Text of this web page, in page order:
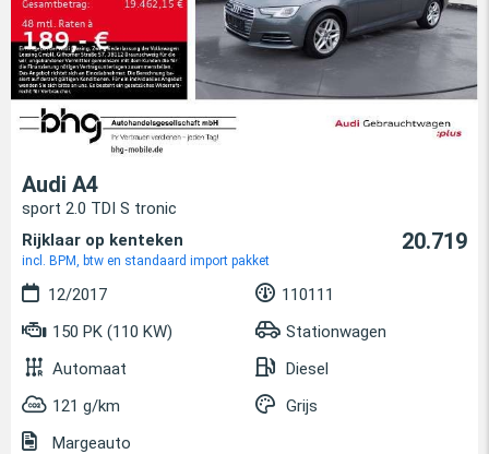
Audi A4
sport 2.0 TDI S tronic
Rijklaar op kenteken
incl. BPM, btw en standaard import pakket
20.719
12/2017
110111
150 PK (110 KW)
Stationwagen
Automaat
Diesel
121 g/km
Grijs
Margeauto